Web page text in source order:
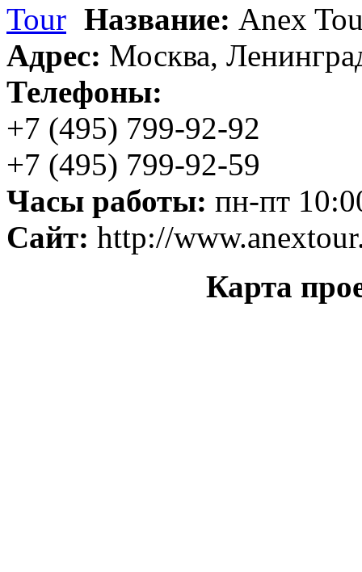
Название: Anex
Адрес: Москва,
Телефоны:
+7 (495) 799-92-92
+7 (495) 799-92-59
Часы работы: пн-пт
Сайт: http://
Карта